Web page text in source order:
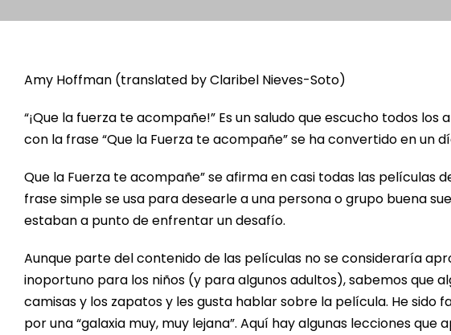
Amy Hoffman (translated by Claribel Nieves-Soto)
“¡Que la fuerza te acompañe!” Es un saludo que escucho todos
con la frase “Que la Fuerza te acompañe” se ha convertido en
Que la Fuerza te acompañe” se afirma en casi todas las películas
frase simple se usa para desearle a una persona o grupo buena
estaban a punto de enfrentar un desafío.
Aunque parte del contenido de las películas no se consideraría
inoportuno para los niños (y para algunos adultos), sabemos que
camisas y los zapatos y les gusta hablar sobre la película. He
por una “galaxia muy, muy lejana”. Aquí hay algunas lecciones